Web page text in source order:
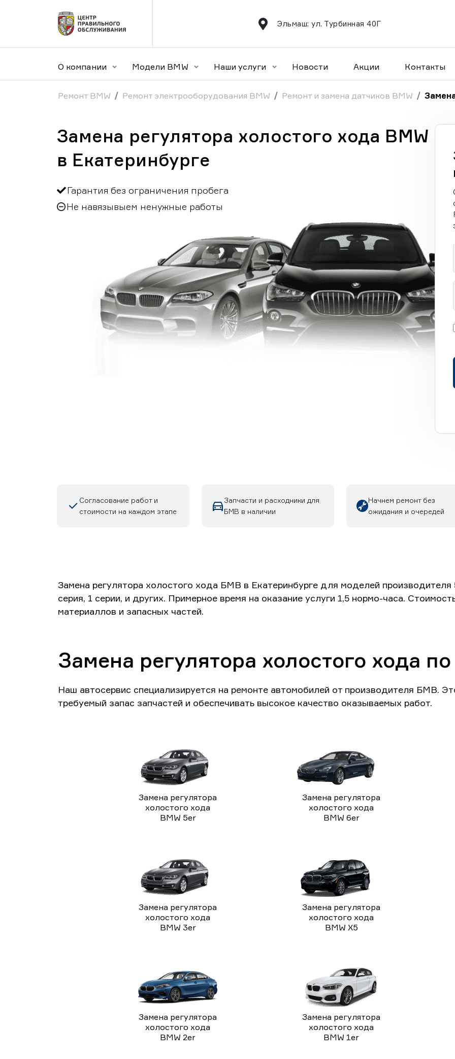
Эльмаш: ул. Турбинная 40Г
О компании Модели BMW Наши услуги Новости Акции Контакты
Ремонт BMW Ремонт электрооборудования BMW Ремонт и замена датчиков BMW
Замена регулятора холостого хода BMW
в Екатеринбурге
Гарантия без ограничения пробега
Не навязывыем ненужные работы
Согласование работ и
стоимости на каждом этапе
Запчасти и расходники для
БМВ в наличии
Начнем ремонт без
ожидания и очередей
Замена регулятора холостого хода БМВ в Екатеринбурге для моделей производителя
серия, 1 серии, и других. Примерное время на оказание услуги 1,5 нормо-часа.
материаллов и запасных частей.
Замена регулятора холостого хода
Наш автосервис специализируется на ремонте автомобилей от производителя БМВ.
требуемый запас запчастей и обеспечивать высокое качество оказываемых работ.
Замена регулятора
холостого хода
BMW 5er
Замена регулятора
холостого хода
BMW 6er
Замена регулятора
холостого хода
BMW 3er
Замена регулятора
холостого хода
BMW X5
Замена регулятора
холостого хода
BMW 2er
Замена регулятора
холостого хода
BMW 1er